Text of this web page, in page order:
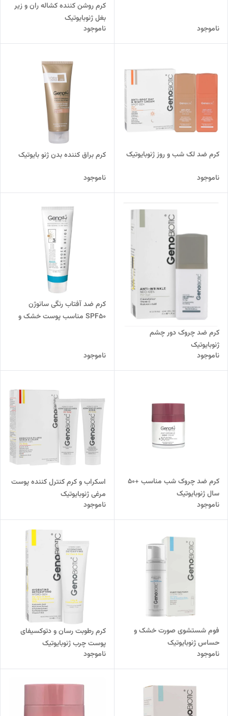
ناموجود
کرم روشن کننده کشاله ران و زیر
بغل ژنوبایوتیک
ناموجود
کرم ضد لک شب و روز ژنوبایوتیک
ناموجود
کرم براق کننده بدن ژنو بایوتیک
ناموجود
کرم ضد چروک دور چشم
ژنوبایوتیک
ناموجود
کرم ضد آفتاب رنگی سانوژن
SPF50 مناسب پوست خشک و
ناموجود
کرم ضد چروک شب مناسب +۵۰
سال ژنوبایوتیک
ناموجود
اسکراب و کرم کنترل کننده پوست
مرغی ژنوبایوتیک
ناموجود
فوم شستشوی صورت خشک و
حساس ژنوبایوتیک
ناموجود
کرم رطوبت رسان و دتوکسیفای
پوست چرب ژنوبایوتیک
ناموجود